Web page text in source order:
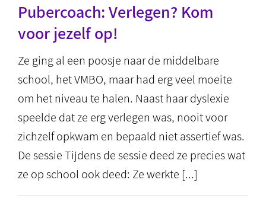
Pubercoach: Verlegen? Kom
voor jezelf op!
Ze ging al een poosje naar de middelbare
school, het VMBO, maar had erg veel moeite
om het niveau te halen. Naast haar dyslexie
speelde dat ze erg verlegen was, nooit voor
zichzelf opkwam en bepaald niet assertief was.
De sessie Tijdens de sessie deed ze precies wat
ze op school ook deed: Ze werkte [...]